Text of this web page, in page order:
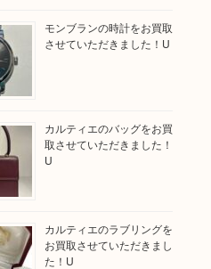
モンブランの時計をお買取
させていただきました！U
カルティエのバッグをお買
取させていただきました！
U
カルティエのラブリングを
お買取させていただきまし
た！U